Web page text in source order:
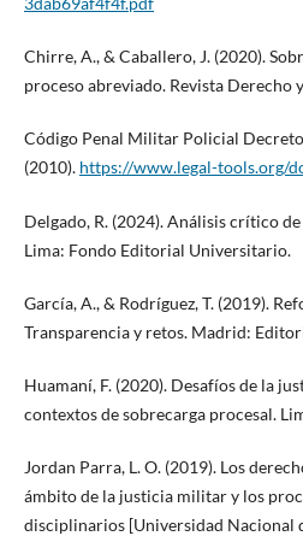
Chirre, A., & Caballero, J. (2020).
proceso abreviado. Revista Derecho
Código Penal Militar Policial
(2010). https://www.legal-tools.org/
Delgado, R. (2024). Análisis crítico
Lima: Fondo Editorial Universitario.
García, A., & Rodríguez, T. (2019).
Transparencia y retos. Madrid:
Huamaní, F. (2020). Desafíos de la
contextos de sobrecarga procesal.
Jordan Parra, L. O. (2019). Los
ámbito de la justicia militar y los
disciplinarios [Universidad Nacional